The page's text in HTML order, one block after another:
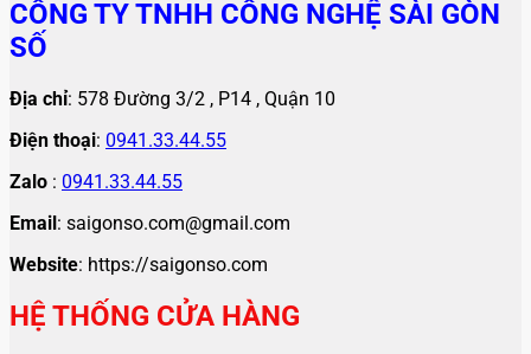
CÔNG TY TNHH CÔNG NGHỆ SÀI GÒN
SỐ
Địa chỉ: 578 Đường 3/2 , P14 , Quận 10
Điện thoại: 0941.33.44.55
Zalo : 0941.33.44.55
Email: saigonso.com@gmail.com
Website: https://saigonso.com
HỆ THỐNG CỬA HÀNG